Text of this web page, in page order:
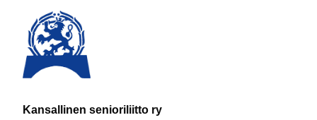
Kansallinen senioriliitto ry